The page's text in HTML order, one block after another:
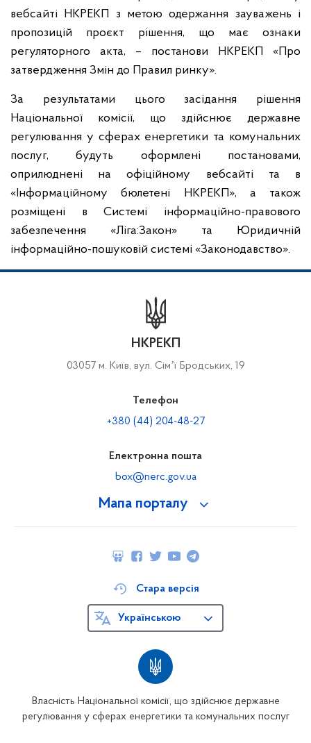
вебсайті НКРЕКП з метою одержання зауважень і
пропозицій проєкт рішення, що має ознаки
регуляторного акта, – постанови НКРЕКП «Про
затвердження Змін до Правил ринку».
За результатами цього засідання рішення
Національної комісії, що здійснює державне
регулювання у сферах енергетики та комунальних
послуг, будуть оформлені постановами,
оприлюднені на офіційному вебсайті та в
«Інформаційному бюлетені НКРЕКП», а також
розміщені в Системі інформаційно-правового
забезпечення «Ліга:Закон» та Юридичній
інформаційно-пошуковій системі «Законодавство».
Мапа порталу
НКРЕКП
03057 м. Київ, вул. Сімʼї Бродських, 19
Телефон
+380 (44) 204-48-27
Електронна пошта
box@nerc.gov.ua
Власність Національної комісії, що здійснює державне
регулювання у сферах енергетики та комунальних послуг
Стара версія
Українською